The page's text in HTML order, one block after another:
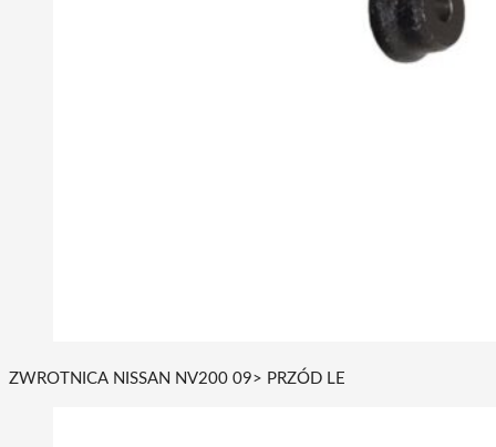
ZWROTNICA NISSAN NV200 09> PRZÓD LE